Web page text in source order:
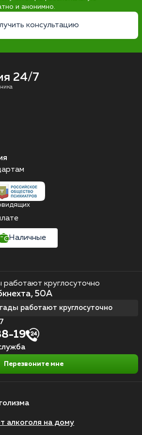
и анонимно.
консультацию
24/7
алкоголя на дому
круглосуточно
50А
работают круглосуточно
19
Перезвоните мне
Наличные